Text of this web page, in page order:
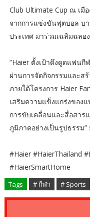
Club Ultimate Cup ณ เมื
จากการแข่งขันฟุตบอล บ
ประเทศ มาร่วมเฉลิมฉล
“Haier ตั้งเป้าดึงดูดแฟน
ผ่านการจัดกิจกรรมและส
ภายใต้โครงการ Haier
เสริมความแข็งแกร่งของ
การขับเคลื่อนและสื่อสา
ภูมิภาคอย่างเป็นรูปธรรม”
#Haier #HaierThailand
#HaierSmartHome
Tags # กีฬา # Sports